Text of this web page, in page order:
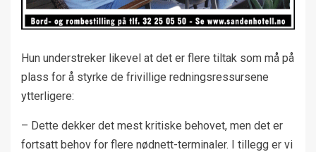
Hun understreker likevel at det er flere tiltak som må på
plass for å styrke de frivillige redningsressursene
ytterligere:
– Dette dekker det mest kritiske behovet, men det er
fortsatt behov for flere nødnett-terminaler. I tillegg er vi